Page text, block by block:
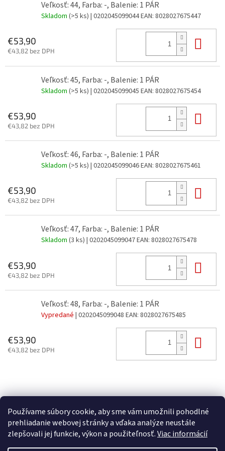
Používame súbory cookie, aby sme vám umožnili pohodlné
prehliadanie webovej stránky a vďaka analýze neustále
zlepšovali jej funkcie, výkon a použiteľnosť.Viac informácií
Veľkosť: 44, Farba: -, Balenie: 1 PÁR
Skladom (>5 ks) | 0202045099044EAN: 8028027675447
€53,90
€43,82 bez DPH
Veľkosť: 45, Farba: -, Balenie: 1 PÁR
Skladom (>5 ks) | 0202045099045 EAN: 8028027675454
€53,90
€43,82 bez DPH
Veľkosť: 46, Farba: -, Balenie: 1 PÁR
Skladom (>5 ks) | 0202045099046EAN: 8028027675461
€53,90
€43,82 bez DPH
Veľkosť: 47, Farba: -, Balenie: 1 PÁR
Skladom (3 ks) | 0202045099047EAN: 8028027675478
€53,90
€43,82 bez DPH
Veľkosť: 48, Farba: -, Balenie: 1 PÁR
Vypredané | 0202045099048 EAN: 8028027675485
€53,90
€43,82 bez DPH
á